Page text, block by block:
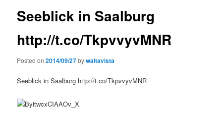
Seeblick in Saalburg
http://t.co/TkpvvyvMNR
Posted on2014/09/27bywaltavista
Seeblick in Saalburg http://t.co/TkpvvyvMNR